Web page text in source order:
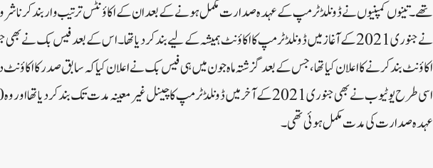
تھے۔تینوں کمپنیوں نے ڈونلڈ ٹرمپ کے عہدہ صدارت مکمل ہونے کے بعد ان کے اکاؤنٹس ترتیب وار بند کرنا
نے جنوری 2021 کے آغاز میں ڈونلڈ ٹرمپ کا اکاؤنٹ ہمیشہ کے لیے بند کردیا تھا۔اس کے بعد فیس بک نے
اکاؤنٹ بند کرنے کا اعلان کیا تھا، جس کے بعد گزشتہ ماہ جون میں ہی فیس بک نے اعلان کیا کہ سابق صدر کا
عہدہ صدارت کی مدت مکمل ہوئی تھی۔